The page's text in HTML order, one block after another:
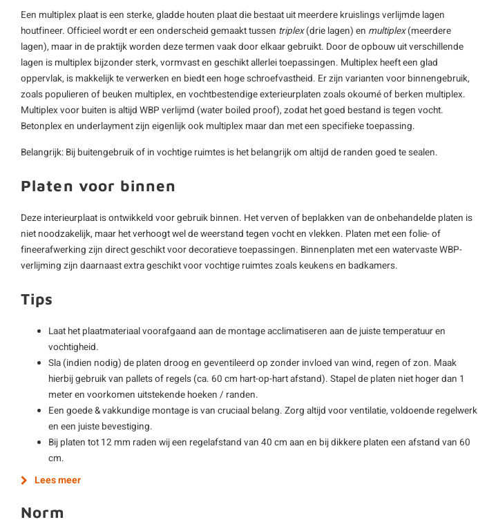
Een multiplex plaat is een sterke, gladde houten plaat die bestaat uit meerdere kruislings verlijmde lagen
houtfineer. Officieel wordt er een onderscheid gemaakt tussen triplex(drie lagen) en multiplex(meerdere
lagen), maar in de praktijk worden deze termen vaak door elkaar gebruikt. Door de opbouw uit verschillende
lagen is multiplex bijzonder sterk, vormvast en geschikt allerlei toepassingen. Multiplex heeft een glad
oppervlak, is makkelijk te verwerken en biedt een hoge schroefvastheid. Er zijn varianten voor binnengebruik,
zoals populieren of beuken multiplex, en vochtbestendige exterieurplaten zoals okoumé of berken multiplex.
Multiplex voor buiten is altijd WBP verlijmd (water boiled proof), zodat het goed bestand is tegen vocht.
Betonplex en underlayment zijn eigenlijk ook multiplex maar dan met een specifieke toepassing.
Belangrijk: Bij buitengebruik of in vochtige ruimtes is het belangrijk om altijd de randen goed te sealen.
Platen voor binnen
Deze interieurplaat is ontwikkeld voor gebruik binnen. Het verven of beplakken van de onbehandelde platen is
niet noodzakelijk, maar het verhoogt wel de weerstand tegen vocht en vlekken. Platen met een folie- of
fineerafwerking zijn direct geschikt voor decoratieve toepassingen. Binnenplaten met een watervaste WBP-
verlijming zijn daarnaast extra geschikt voor vochtige ruimtes zoals keukens en badkamers.
Tips
Laat het plaatmateriaal voorafgaand aan de montage acclimatiseren aan de juiste temperatuur en
vochtigheid.
Sla (indien nodig) de platen droog en geventileerd op zonder invloed van wind, regen of zon. Maak
hierbij gebruik van pallets of regels (ca. 60 cm hart-op-hart afstand). Stapel de platen niet hoger dan 1
meter en voorkomen uitstekende hoeken / randen.
Een goede & vakkundige montage is van cruciaal belang. Zorg altijd voor ventilatie, voldoende regelwerk
en een juiste bevestiging.
Bij platen tot 12 mm raden wij een regelafstand van 40 cm aan en bij dikkere platen een afstand van 60
cm.
Lees meer
Norm